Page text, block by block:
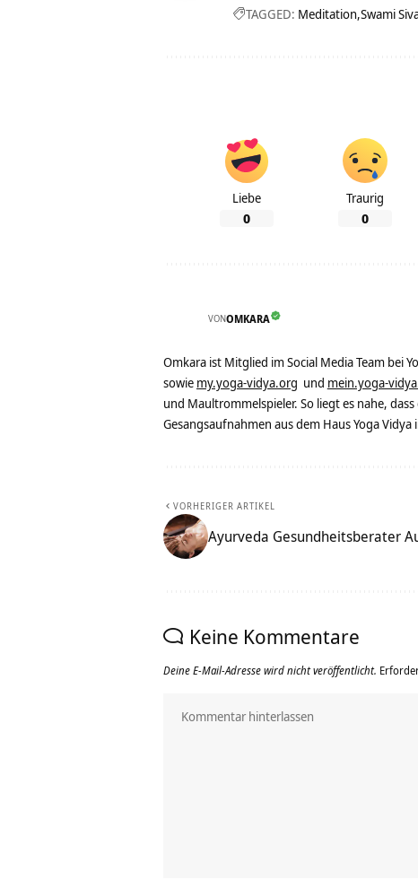
TAGGED: Meditation Swami
Liebe
0
Traurig
0
VONOMKARA
Omkara ist Mitglied im Social Media Team bei
sowie my.yoga-vidya.org und mein.yoga-
und Maultrommelspieler. So liegt es nahe,
Gesangsaufnahmen aus dem Haus Yoga
VORHERIGER ARTIKEL
Ayurveda Gesundheitsberater
Keine Kommentare
Deine E-Mail-Adresse wird nicht veröffentlicht.